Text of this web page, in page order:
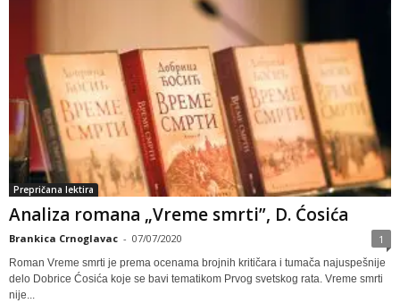
Prepričana lektira
Analiza romana „Vreme smrti”, D. Ćosića
Brankica Crnoglavac - 07/07/2020 1
Roman Vreme smrti je prema ocenama brojnih kritičara i tumača najuspešnije
delo Dobrice Ćosića koje se bavi tematikom Prvog svetskog rata. Vreme smrti
nije...